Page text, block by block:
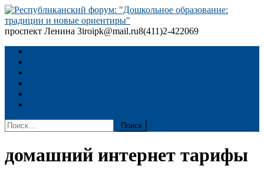
Skip
to
content
и новые ориентиры"
проспект Ленина 3iroipk@mail.ru8(411)2-422069
Найти:
домашний интернет тарифы